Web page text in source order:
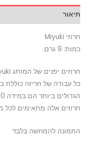
תיאור
חרוזי Miyuki
כמות: 9 גרם.
חרוזים יפנים של המותג Miyuki (ונציה) חרוזים מדויקים בגודלם.
כל עבודה של חריזה כוללת
הגדולים ביותר הם במידה 6/0 והקטנים ביותר 15/0.
חרוזים אלה מתאימים לכל
התמונה להמחשה בלבד